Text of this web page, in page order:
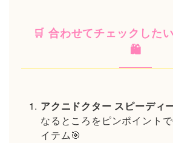
🛒 合わせてチェックした
🛍️
アクニドクター スピーディ
なるところをピンポイント
イテム🎯